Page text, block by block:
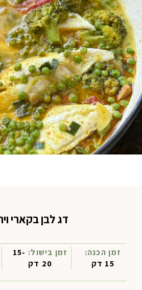
דג לבן בקארי
זמן הכנה:
15 דק
זמן בישול: 15-
20 דק